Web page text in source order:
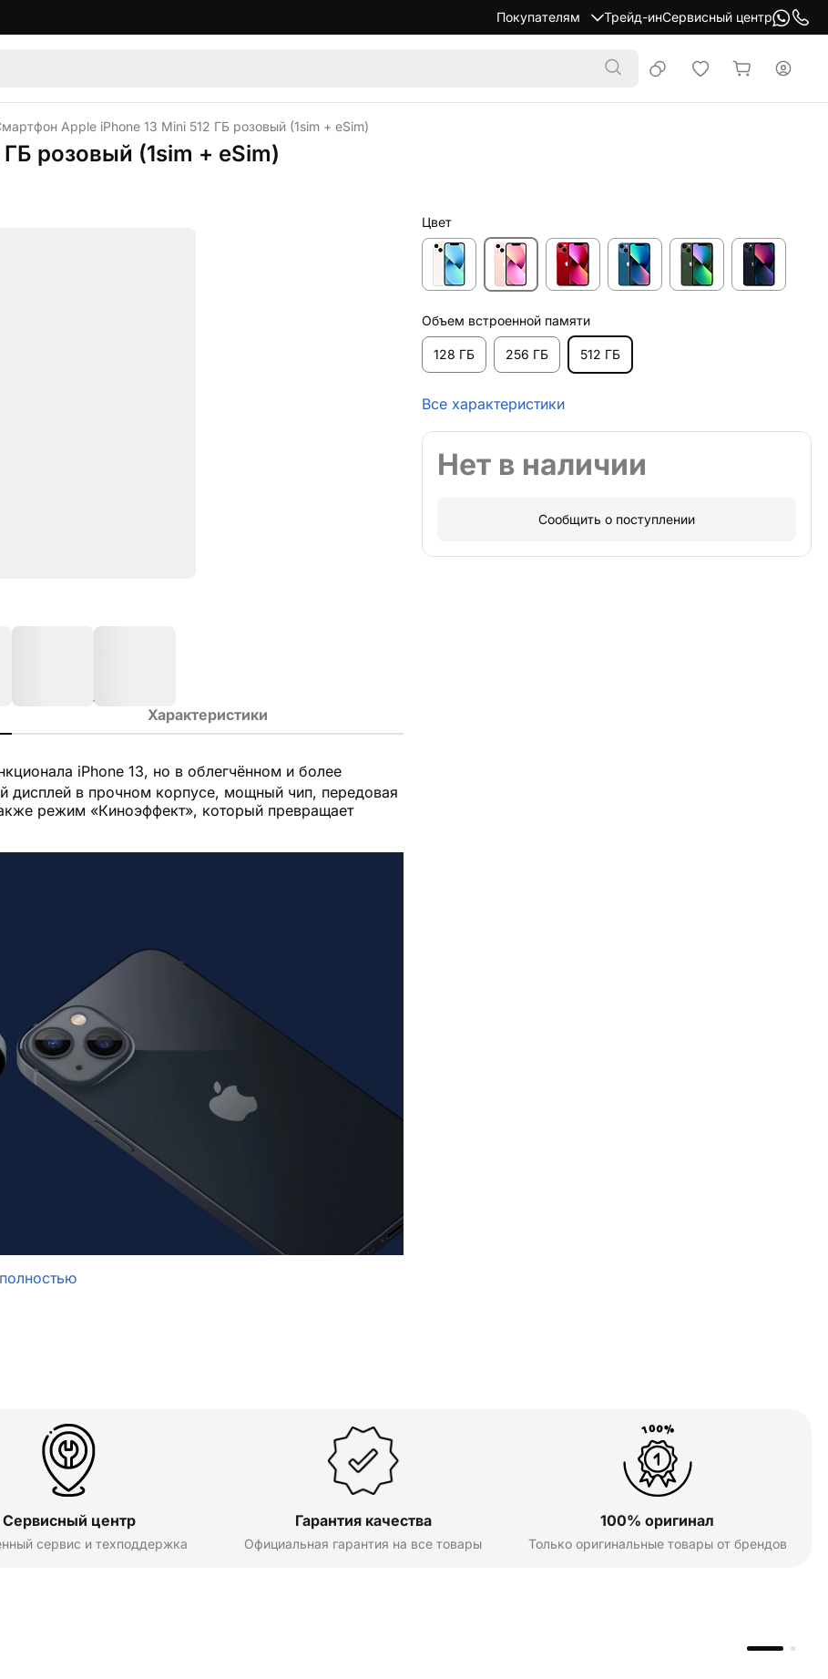
Покупателям Трейд-инСервисный центр
Apple iPhone 13 Mini 512 ГБ розовый (1sim + eSim)
розовый (1sim + eSim)
Характеристики
iPhone 13, но в облегчённом и более
дисплей в прочном корпусе, мощный чип, передовая
режим «Киноэффект», который превращает
Цвет
Объем встроенной памяти
128 ГБ 256 ГБ 512 ГБ
Все характеристики
Нет в наличии
Сообщить о поступлении
Сервисный центр
сервис и техподдержка
Гарантия качества
Официальная гарантия на все товары
100% оригинал
Только оригинальные товары от брендов